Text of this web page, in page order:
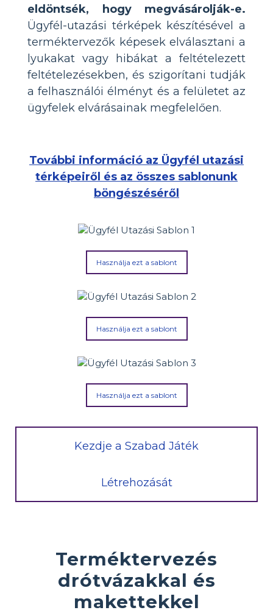
eldöntsék, hogy megvásárolják-e.
Ügyfél-utazási térképek készítésével a
terméktervezők képesek elválasztani a
lyukakat vagy hibákat a feltételezett
feltételezésekben, és szigorítani tudják
a felhasználói élményt és a felületet az
ügyfelek elvárásainak megfelelően.
További információ az Ügyfél utazási
térképeiről és az összes sablonunk
böngészéséről
Használja ezt a sablont
Használja ezt a sablont
Használja ezt a sablont
Kezdje a Szabad Játék
Létrehozását
Terméktervezés
drótvázakkal és
makettekkel